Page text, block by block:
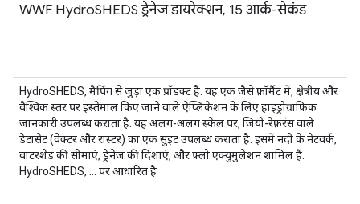
WWF HydroSHEDS ड्रेनेज डायरेक्शन, 15 आर्क-सेकंड
HydroSHEDS, मैपिंग से जुड़ा एक प्रॉडक्ट है. यह एक जैसे फ़ॉर्मैट में, क्षेत्रीय और
वैश्विक स्तर पर इस्तेमाल किए जाने वाले ऐप्लिकेशन के लिए हाइड्रोग्राफ़िक
जानकारी उपलब्ध कराता है. यह अलग-अलग स्केल पर, जियो-रेफ़रंस वाले
डेटासेट (वेक्टर और रास्टर) का एक सुइट उपलब्ध कराता है. इसमें नदी के नेटवर्क,
वाटरशेड की सीमाएं, ड्रेनेज की दिशाएं, और फ़्लो एक्युमुलेशन शामिल हैं.
HydroSHEDS, … पर आधारित है